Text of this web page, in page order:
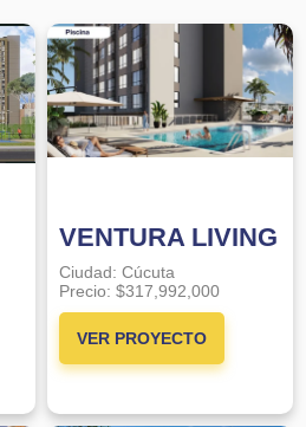
VENTURA LIVING
Ciudad: Cúcuta
Precio: $317,992,000
VER PROYECTO